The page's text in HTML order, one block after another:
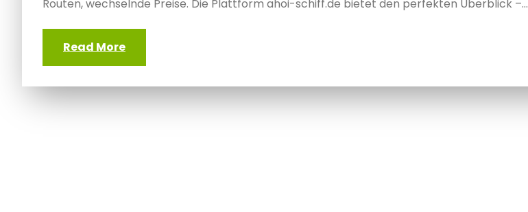
Routen, wechselnde Preise. Die Plattform ahoi-schiff.de bietet den perfekten Überblick –…
Read More